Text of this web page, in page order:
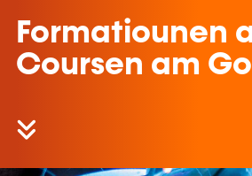
Formatiounen
Coursen am